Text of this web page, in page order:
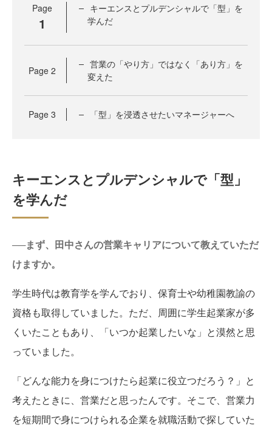
Page
1
キーエンスとプルデンシャルで「型」を
学んだ
Page 2
営業の「やり方」ではなく「あり方」を
変えた
Page 3 「型」を浸透させたいマネージャーへ
キーエンスとプルデンシャルで「型」
を学んだ
──まず、田中さんの営業キャリアについて教えていただ
けますか。
学生時代は教育学を学んでおり、保育士や幼稚園教諭の
資格も取得していました。ただ、周囲に学生起業家が多
くいたこともあり、「いつか起業したいな」と漠然と思
っていました。
「どんな能力を身につけたら起業に役立つだろう？」と
考えたときに、営業だと思ったんです。そこで、営業力
を短期間で身につけられる企業を就職活動で探していた